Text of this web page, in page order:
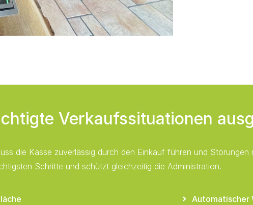
Verkaufssituationen
die Kasse zuverlässig durch den Einkauf führen und
Schritte und schützt gleichzeitig die Administration.
Automatischer